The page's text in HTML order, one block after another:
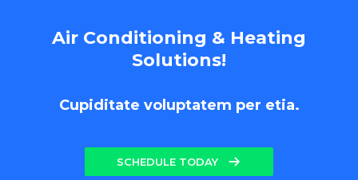
Air Conditioning & Heating
Solutions!
Cupiditate voluptatem per etia.
SCHEDULE TODAY